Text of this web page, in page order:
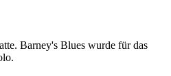
Barney's Blues wurde für das